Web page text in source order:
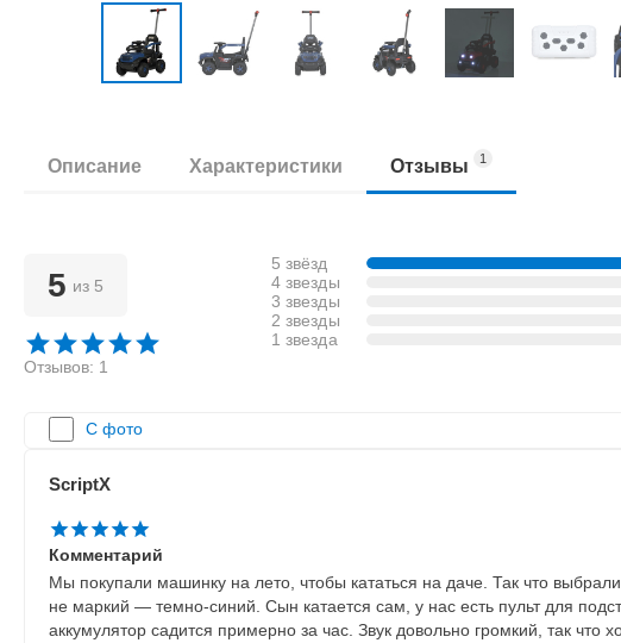
Описание Характеристики Отзывы 1
5 из 5
Отзывов: 1
5 звёзд
4 звезды
3 звезды
2 звезды
1 звезда
С фото
ScriptX
Комментарий
Мы покупали машинку на лето, чтобы кататься на даче. Так что
не маркий — темно-синий. Сын катается сам, у нас есть пульт для
аккумулятор садится примерно за час. Звук довольно громкий, так